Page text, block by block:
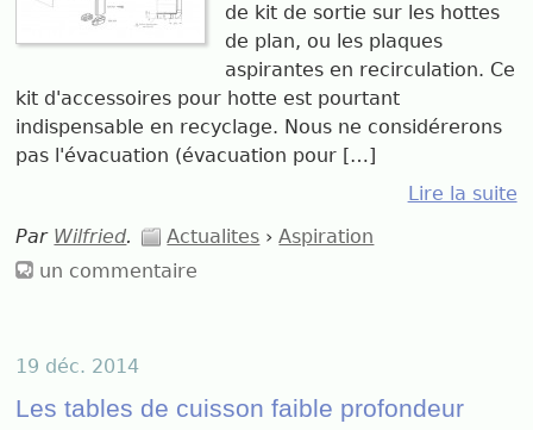
de kit de sortie sur les hottes
de plan, ou les plaques
aspirantes en recirculation. Ce
kit d'accessoires pour hotte est pourtant
indispensable en recyclage. Nous ne considérerons
pas l'évacuation (évacuation pour […]
Lire la suite
Par Wilfried. Actualites ›Aspiration
un commentaire
19 déc. 2014
Les tables de cuisson faible profondeur